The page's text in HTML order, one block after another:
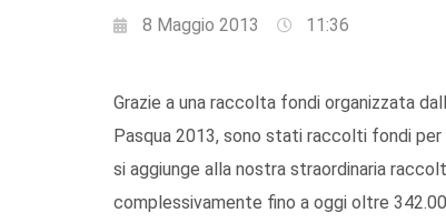
8 Maggio 2013 11:36
Grazie a una raccolta fondi organizzata
Pasqua 2013, sono stati raccolti fondi
si aggiunge alla nostra straordinaria
complessivamente fino a oggi oltre